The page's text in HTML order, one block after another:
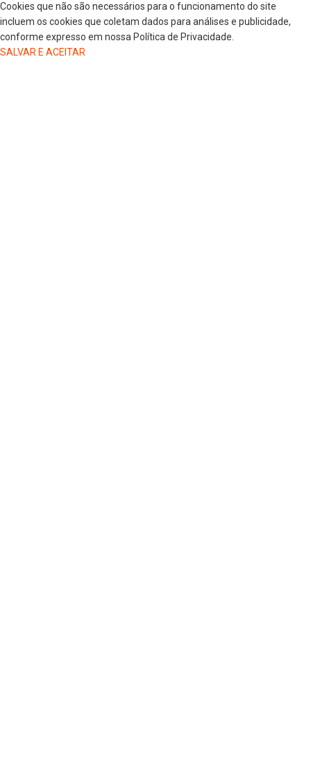
Cookies que não são necessários para o funcionamento do site
incluem os cookies que coletam dados para análises e publicidade,
conforme expresso em nossa Política de Privacidade.
SALVAR E ACEITAR